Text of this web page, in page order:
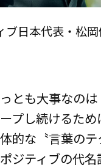
ブ日本代表・松
とも大事なのは
プし続けるた
的な〝言葉の
ジティブの代